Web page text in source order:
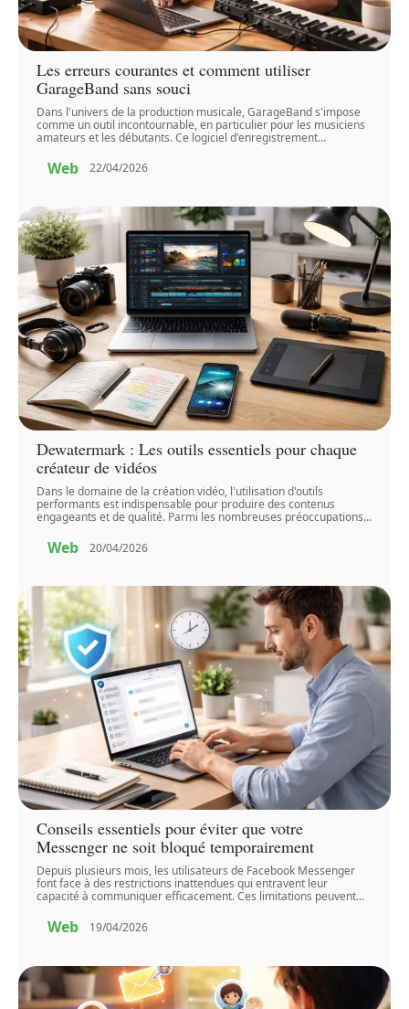
Les erreurs courantes et comment utiliser
GarageBand sans souci
Dans l'univers de la production musicale, GarageBand s'impose
comme un outil incontournable, en particulier pour les musiciens
amateurs et les débutants. Ce logiciel d'enregistrement…
Web 22/04/2026
Dewatermark : Les outils essentiels pour chaque
créateur de vidéos
Dans le domaine de la création vidéo, l'utilisation d'outils
performants est indispensable pour produire des contenus
engageants et de qualité. Parmi les nombreuses préoccupations…
Web 20/04/2026
Conseils essentiels pour éviter que votre
Messenger ne soit bloqué temporairement
Depuis plusieurs mois, les utilisateurs de Facebook Messenger
font face à des restrictions inattendues qui entravent leur
capacité à communiquer efficacement. Ces limitations peuvent…
Web 19/04/2026